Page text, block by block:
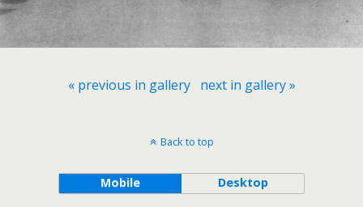
« previous in gallery next in gallery »
Back to top
Mobile Desktop